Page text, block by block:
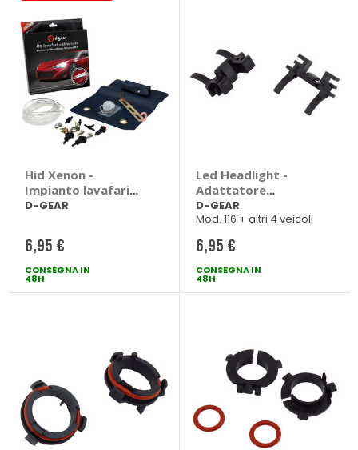
Hid Xenon -
Impianto lavafari
Headlamp Washer
D-GEAR
6,95 €
CONSEGNA IN
48H
Led Headlight -
Adattatore
portalampada H7
Fiat Ford Land
Rover Opel - D-GEAR
Fiat 500, 500L, Idea,
Ford Focus, Land
Rover Discovery,
Opel Corsa
D-GEAR
Mod. 116 + altri 4 veicoli
6,95 €
CONSEGNA IN
48H